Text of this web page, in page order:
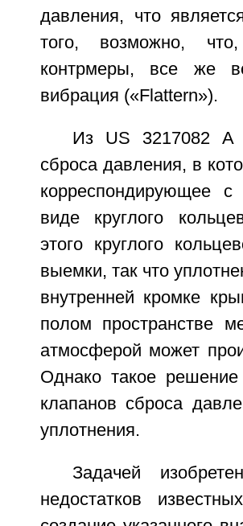
давления, что
того, возможно,
контрмеры, все же
вибрация («Flattern»).
Из US 3217082 А
сброса давления, в
корреспондирующее
виде круглого
этого круглого
выемки, так что
внутренней кромке
полом пространстве
атмосферой может
Однако такое
клапанов сброса
уплотнения.
Задачей
недостатков